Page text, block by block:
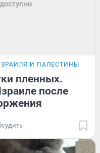
И ПАЛЕСТИНЫ
пленных.
после